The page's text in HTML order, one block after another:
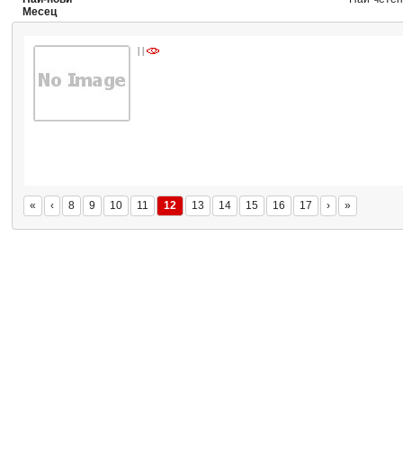
Месец
| |
« ‹ 8 9 10 11 12 13 14 15 16 17 › »